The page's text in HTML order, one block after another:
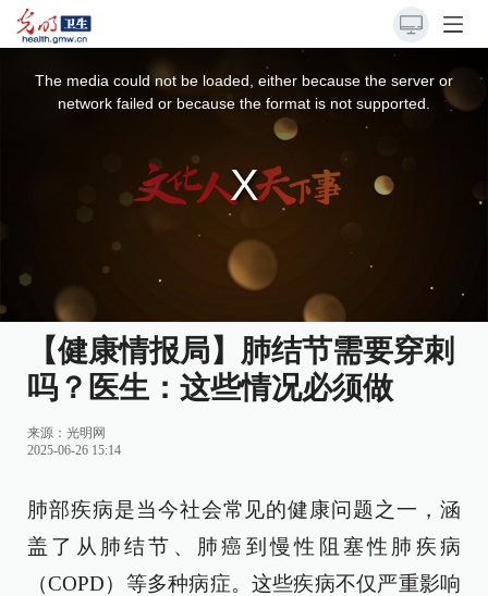
The media could not be loaded, either because the server or
network failed or because the format is not supported.
【健康情报局】肺结节需要穿刺
吗？医生：这些情况必须做
来源： 光明网
2025-06-26 15:14
肺部疾病是当今社会常见的健康问题之一，涵
盖了从肺结节、肺癌到慢性阻塞性肺疾病
（COPD）等多种病症。这些疾病不仅严重影响